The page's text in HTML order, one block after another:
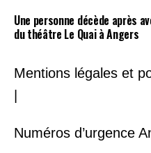
Une personne décède après
du théâtre Le Quai à Angers
Mentions légales et
Numéros d’urgence